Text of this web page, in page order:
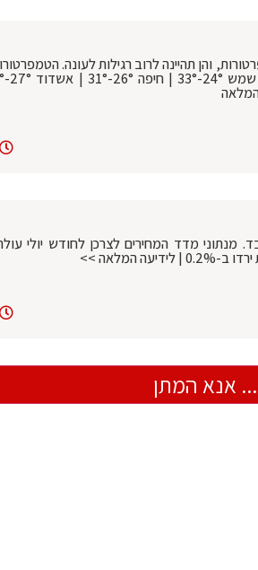
והן תהיינה לרוב רגילות לעונה.
מדד המחירים עלה ביולי ב-0.3% בלבד. מנתוני מדד המחירים לצרכן
אנא המתן